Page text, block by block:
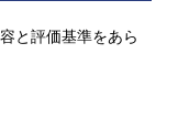
と評価基準をあら